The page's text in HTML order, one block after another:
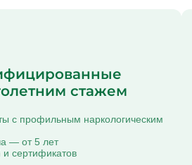
стажем
с профильным наркологическим
— от 5 лет
сертификатов